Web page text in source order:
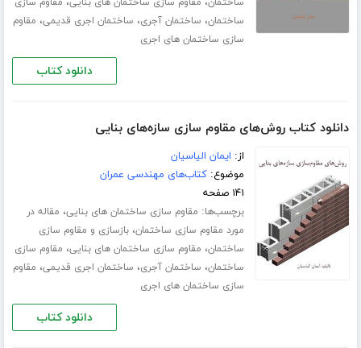
ساختمان، ساختمان آجری، ساختمان اجری قدیمی، مقاوم
سازی ساختمان های اجری
دانلود کتاب
دانلود کتاب روش‌های مقاوم سازی سازه‌های بنایی
از: ایمان الیاسیان
موضوع:کتاب‌های مهندسی عمران
۱۴۱ صفحه
برچسب‌ها: مقاوم سازی ساختمان های بنایی، مقاله در
مورد مقاوم سازی ساختمان،بازسازی و مقاوم سازی
ساختمان، مقاوم سازی ساختمان های بنایی، مقاوم سازی
ساختمان، ساختمان آجری، ساختمان اجری قدیمی، مقاوم
سازی ساختمان های اجری
دانلود کتاب